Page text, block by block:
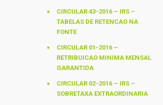
CIRCULAR 43-2016 – IRS –
TABELAS DE RETENCAO NA
FONTE
CIRCULAR 01-2016 –
RETRIBUICAO MINIMA MENSAL
GARANTIDA
CIRCULAR 02-2016 – IRS –
SOBRETAXA EXTRAORDINARIA